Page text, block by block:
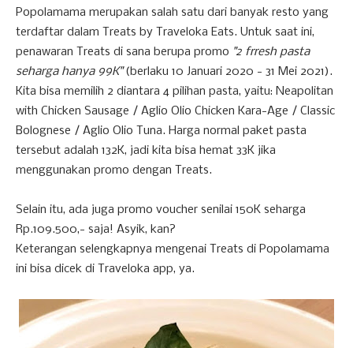
Popolamama merupakan salah satu dari banyak resto yang
terdaftar dalam Treats by Traveloka Eats. Untuk saat ini,
penawaran Treats di sana berupa promo "2 frresh pasta
seharga hanya 99K"(berlaku 10 Januari 2020 - 31 Mei 2021).
Kita bisa memilih 2 diantara 4 pilihan pasta, yaitu: Neapolitan
with Chicken Sausage / Aglio Olio Chicken Kara-Age / Classic
Bolognese / Aglio Olio Tuna. Harga normal paket pasta
tersebut adalah 132K, jadi kita bisa hemat 33K jika
menggunakan promo dengan Treats.
Selain itu, ada juga promo voucher senilai 150K seharga
Rp.109.500,- saja! Asyik, kan?
Keterangan selengkapnya mengenai Treats di Popolamama
ini bisa dicek di Traveloka app, ya.